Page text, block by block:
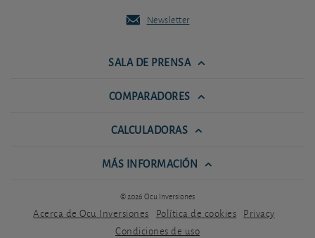
Newsletter
SALA DE PRENSA
COMPARADORES
CALCULADORAS
MÁS INFORMACIÓN
© 2026 Ocu Inversiones
Acerca de Ocu Inversiones Política de cookies Privacy
Condiciones de uso